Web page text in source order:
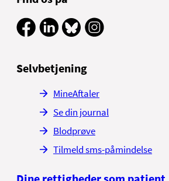
Selvbetjening
MineAftaler
Se din journal
Blodprøve
Tilmeld sms-påmindelse